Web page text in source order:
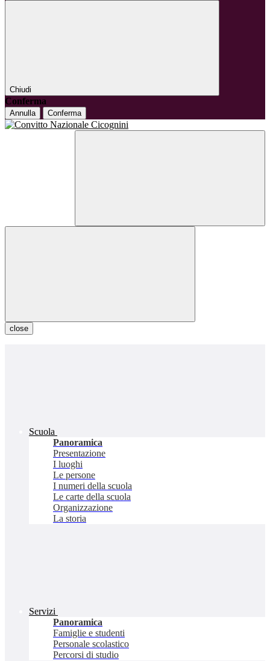
Chiudi
Conferma
Annulla Conferma
close
Scuola
Panoramica
Presentazione
I luoghi
Le persone
I numeri della scuola
Le carte della scuola
Organizzazione
La storia
Servizi
Panoramica
Famiglie e studenti
Personale scolastico
Percorsi di studio